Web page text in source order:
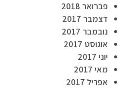
פברואר 2018
דצמבר 2017
נובמבר 2017
אוגוסט 2017
יוני 2017
מאי 2017
אפריל 2017